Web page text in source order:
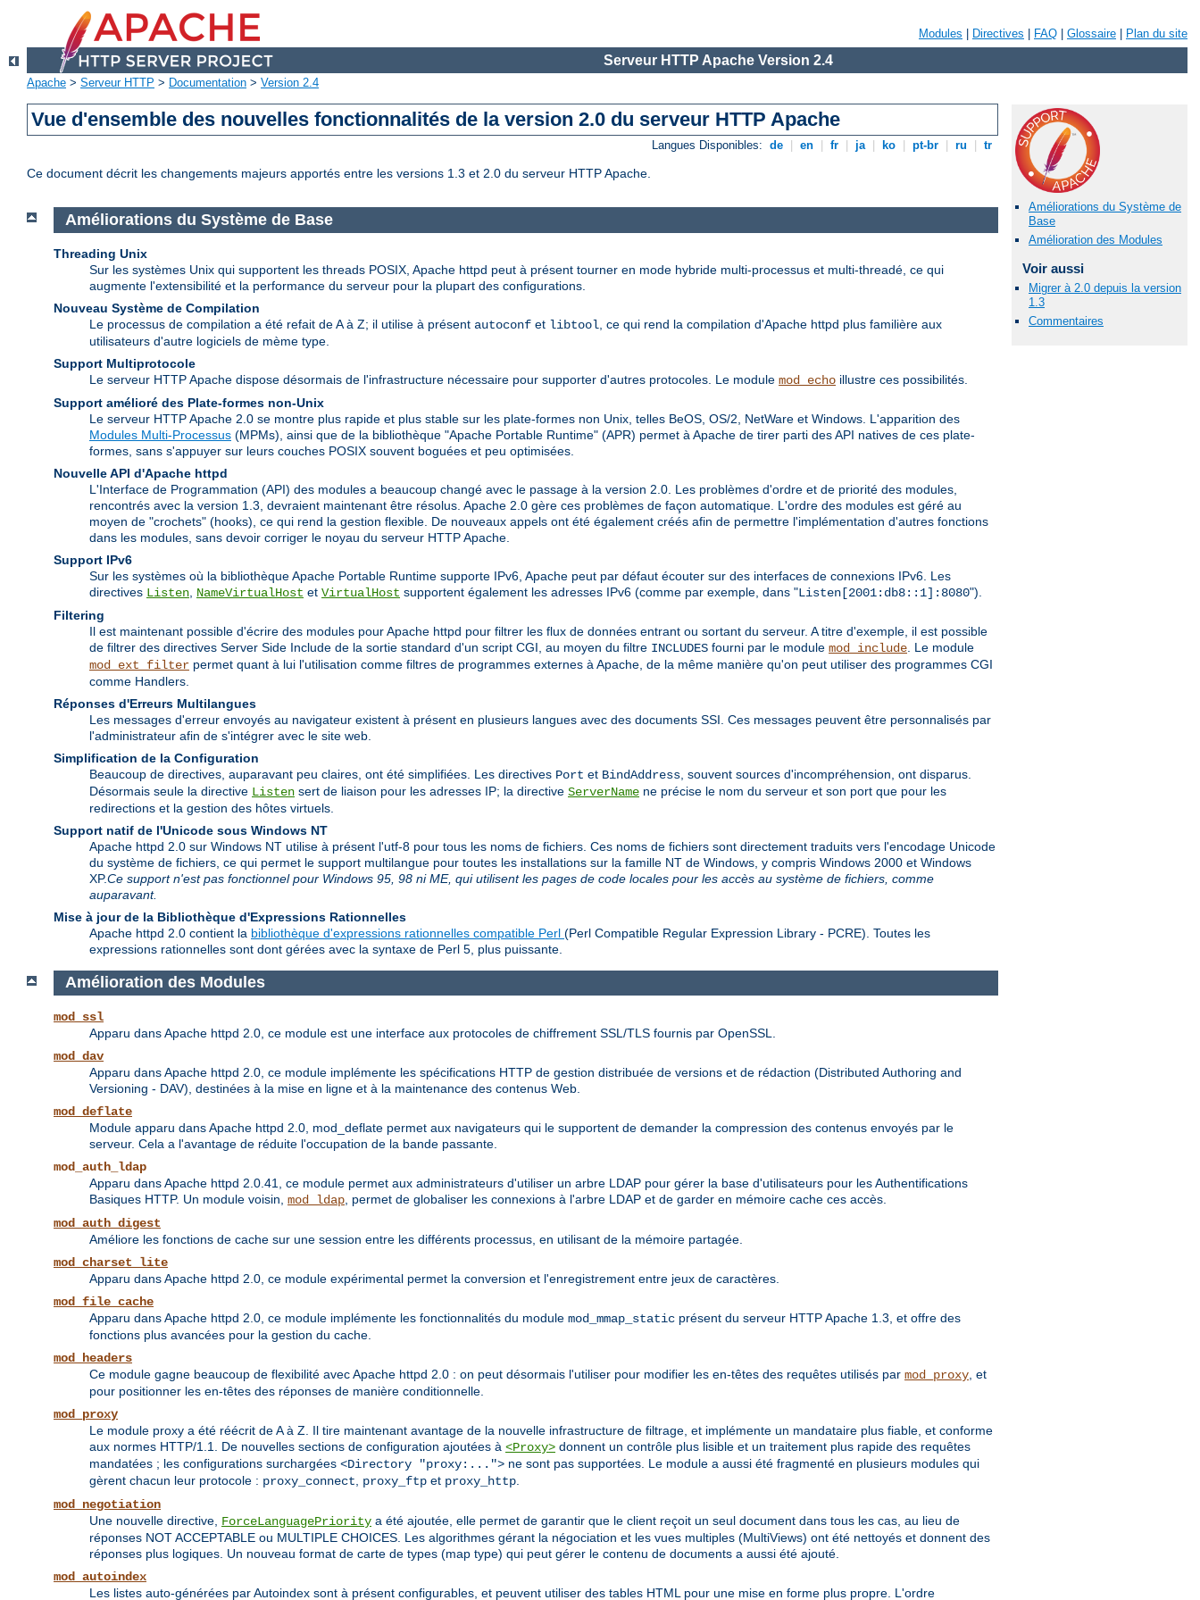
Modules Directives FAQ Glossaire Plan du site
Serveur HTTP Apache Version 2.4
Apache > Serveur HTTP > Documentation > Version 2.4
Vue d'ensemble des nouvelles fonctionnalités de la version 2.0 du serveur HTTP Apache
Langues Disponibles: de en fr ja ko pt-br ru tr
Ce document décrit les changements majeurs apportés entre les versions 1.3 et 2.0 du serveur HTTP Apache.
Améliorations du Système de
Base
Amélioration des Modules
Voir aussi
Migrer à 2.0 depuis la version
1.3
Commentaires
Améliorations du Système de Base
Threading Unix
Sur les systèmes Unix qui supportent les threads POSIX, Apache httpd peut à présent tourner en mode hybride multi-processus et multi-threadé, ce qui
augmente l'extensibilité et la performance du serveur pour la plupart des configurations.
Nouveau Système de Compilation
Le processus de compilation a été refait de A à Z; il utilise à présent autoconf et libtool , ce qui rend la compilation d'Apache httpd plus familière aux
utilisateurs d'autre logiciels de mème type.
Support Multiprotocole
Le serveur HTTP Apache dispose désormais de l'infrastructure nécessaire pour supporter d'autres protocoles. Le module mod_echo illustre ces possibilités.
Support amélioré des Plate-formes non-Unix
Le serveur HTTP Apache 2.0 se montre plus rapide et plus stable sur les plate-formes non Unix, telles BeOS, OS/2, NetWare et Windows. L'apparition des
Modules Multi-Processus (MPMs), ainsi que de la bibliothèque "Apache Portable Runtime" (APR) permet à Apache de tirer parti des API natives de ces plate-
formes, sans s'appuyer sur leurs couches POSIX souvent boguées et peu optimisées.
Nouvelle API d'Apache httpd
L'Interface de Programmation (API) des modules a beaucoup changé avec le passage à la version 2.0. Les problèmes d'ordre et de priorité des modules,
rencontrés avec la version 1.3, devraient maintenant être résolus. Apache 2.0 gère ces problèmes de façon automatique. L'ordre des modules est géré au
moyen de "crochets" (hooks), ce qui rend la gestion flexible. De nouveaux appels ont été également créés afin de permettre l'implémentation d'autres fonctions
dans les modules, sans devoir corriger le noyau du serveur HTTP Apache.
Support IPv6
Sur les systèmes où la bibliothèque Apache Portable Runtime supporte IPv6, Apache peut par défaut écouter sur des interfaces de connexions IPv6. Les
directives Listen NameVirtualHost et VirtualHost supportent également les adresses IPv6 (comme par exemple, dans "Listen[2001:db8::1]:8080").
Filtering
Il est maintenant possible d'écrire des modules pour Apache httpd pour filtrer les flux de données entrant ou sortant du serveur. A titre d'exemple, il est possible
de filtrer des directives Server Side Include de la sortie standard d'un script CGI, au moyen du filtre INCLUDES fourni par le module mod_include . Le module
mod_ext_filter permet quant à lui l'utilisation comme filtres de programmes externes à Apache, de la même manière qu'on peut utiliser des programmes CGI
comme Handlers.
Réponses d'Erreurs Multilangues
Les messages d'erreur envoyés au navigateur existent à présent en plusieurs langues avec des documents SSI. Ces messages peuvent être personnalisés par
l'administrateur afin de s'intégrer avec le site web.
Simplification de la Configuration
Beaucoup de directives, auparavant peu claires, ont été simplifiées. Les directives Port et BindAddress , souvent sources d'incompréhension, ont disparus.
Désormais seule la directive Listen sert de liaison pour les adresses IP; la directive ServerName ne précise le nom du serveur et son port que pour les
redirections et la gestion des hôtes virtuels.
Support natif de l'Unicode sous Windows NT
Apache httpd 2.0 sur Windows NT utilise à présent l'utf-8 pour tous les noms de fichiers. Ces noms de fichiers sont directement traduits vers l'encodage Unicode
du système de fichiers, ce qui permet le support multilangue pour toutes les installations sur la famille NT de Windows, y compris Windows 2000 et Windows
XP.Ce support n'est pas fonctionnel pour Windows 95, 98 ni ME, qui utilisent les pages de code locales pour les accès au système de fichiers, comme
auparavant.
Mise à jour de la Bibliothèque d'Expressions Rationnelles
Apache httpd 2.0 contient la bibliothèque d'expressions rationnelles compatible Perl (Perl Compatible Regular Expression Library - PCRE). Toutes les
expressions rationnelles sont dont gérées avec la syntaxe de Perl 5, plus puissante.
Amélioration des Modules
mod_ssl
Apparu dans Apache httpd 2.0, ce module est une interface aux protocoles de chiffrement SSL/TLS fournis par OpenSSL.
mod_dav
Apparu dans Apache httpd 2.0, ce module implémente les spécifications HTTP de gestion distribuée de versions et de rédaction (Distributed Authoring and
Versioning - DAV), destinées à la mise en ligne et à la maintenance des contenus Web.
mod_deflate
Module apparu dans Apache httpd 2.0, mod_deflate permet aux navigateurs qui le supportent de demander la compression des contenus envoyés par le
serveur. Cela a l'avantage de réduite l'occupation de la bande passante.
mod_auth_ldap
Apparu dans Apache httpd 2.0.41, ce module permet aux administrateurs d'utiliser un arbre LDAP pour gérer la base d'utilisateurs pour les Authentifications
Basiques HTTP. Un module voisin, mod_ldap , permet de globaliser les connexions à l'arbre LDAP et de garder en mémoire cache ces accès.
mod_auth_digest
Améliore les fonctions de cache sur une session entre les différents processus, en utilisant de la mémoire partagée.
mod_charset_lite
Apparu dans Apache httpd 2.0, ce module expérimental permet la conversion et l'enregistrement entre jeux de caractères.
mod_file_cache
Apparu dans Apache httpd 2.0, ce module implémente les fonctionnalités du module mod_mmap_static présent du serveur HTTP Apache 1.3, et offre des
fonctions plus avancées pour la gestion du cache.
mod_headers
Ce module gagne beaucoup de flexibilité avec Apache httpd 2.0 : on peut désormais l'utiliser pour modifier les en-têtes des requêtes utilisés par mod_proxy , et
pour positionner les en-têtes des réponses de manière conditionnelle.
mod_proxy
Le module proxy a été réécrit de A à Z. Il tire maintenant avantage de la nouvelle infrastructure de filtrage, et implémente un mandataire plus fiable, et conforme
aux normes HTTP/1.1. De nouvelles sections de configuration ajoutées à <Proxy> donnent un contrôle plus lisible et un traitement plus rapide des requêtes
mandatées ; les configurations surchargées <Directory "proxy:..."> ne sont pas supportées. Le module a aussi été fragmenté en plusieurs modules qui
gèrent chacun leur protocole : proxy_connect proxy_ftp et proxy_http
mod_negotiation
Une nouvelle directive, ForceLanguagePriority a été ajoutée, elle permet de garantir que le client reçoit un seul document dans tous les cas, au lieu de
réponses NOT ACCEPTABLE ou MULTIPLE CHOICES. Les algorithmes gérant la négociation et les vues multiples (MultiViews) ont été nettoyés et donnent des
réponses plus logiques. Un nouveau format de carte de types (map type) qui peut gérer le contenu de documents a aussi été ajouté.
mod_autoindex
Les listes auto-générées par Autoindex sont à présent configurables, et peuvent utiliser des tables HTML pour une mise en forme plus propre. L'ordre